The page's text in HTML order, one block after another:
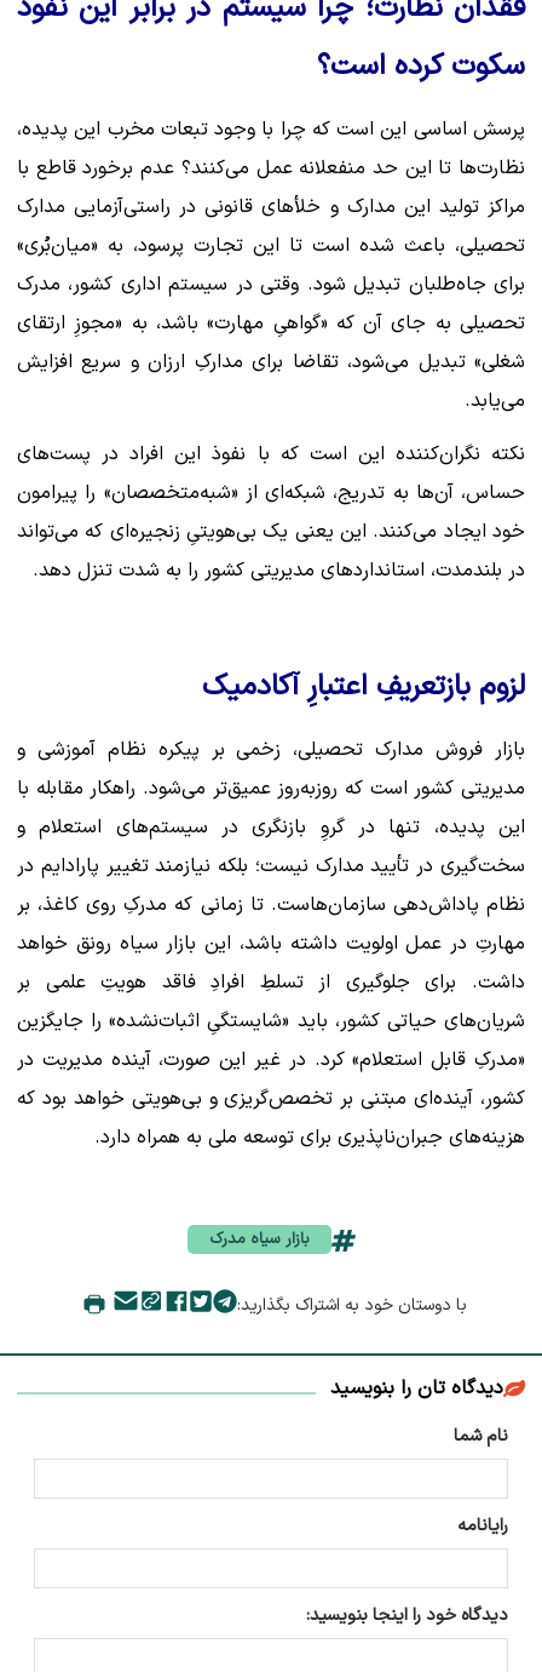
فقدان نظارت؛ چرا سیستم در برابر این نفوذ
سکوت کرده است؟
پرسش اساسی این است که چرا با وجود تبعات مخرب این پدیده،
نظارت‌ها تا این حد منفعلانه عمل می‌کنند؟ عدم برخورد قاطع با
مراکز تولید این مدارک و خلأهای قانونی در راستی‌آزمایی مدارک
تحصیلی، باعث شده است تا این تجارت پرسود، به «میان‌بُری»
برای جاه‌طلبان تبدیل شود. وقتی در سیستم اداری کشور، مدرک
تحصیلی به جای آن که «گواهیِ مهارت» باشد، به «مجوزِ ارتقای
شغلی» تبدیل می‌شود، تقاضا برای مدارکِ ارزان و سریع افزایش
می‌یابد.
نکته نگران‌کننده این است که با نفوذ این افراد در پست‌های
حساس، آن‌ها به تدریج، شبکه‌ای از «شبه‌متخصصان» را پیرامون
خود ایجاد می‌کنند. این یعنی یک بی‌هویتیِ زنجیره‌ای که می‌تواند
در بلندمدت، استانداردهای مدیریتی کشور را به شدت تنزل دهد.
لزوم بازتعریفِ اعتبارِ آکادمیک
بازار فروش مدارک تحصیلی، زخمی بر پیکره نظام آموزشی و
مدیریتی کشور است که روزبه‌روز عمیق‌تر می‌شود. راهکار مقابله با
این پدیده، تنها در گروِ بازنگری در سیستم‌های استعلام و
سخت‌گیری در تأیید مدارک نیست؛ بلکه نیازمند تغییر پارادایم در
نظام پاداش‌دهی سازمان‌هاست. تا زمانی که مدرکِ روی کاغذ، بر
مهارتِ در عمل اولویت داشته باشد، این بازار سیاه رونق خواهد
داشت. برای جلوگیری از تسلطِ افرادِ فاقد هویتِ علمی بر
شریان‌های حیاتی کشور، باید «شایستگیِ اثبات‌نشده» را جایگزین
«مدرکِ قابل استعلام» کرد. در غیر این صورت، آینده مدیریت در
کشور، آینده‌ای مبتنی بر تخصص‌گریزی و بی‌هویتی خواهد بود که
هزینه‌های جبران‌ناپذیری برای توسعه ملی به همراه دارد.
بازار سیاه مدرک
با دوستان خود به اشتراک بگذارید:
دیدگاه تان را بنویسید
نام شما
رایانامه
دیدگاه خود را اینجا بنویسید: